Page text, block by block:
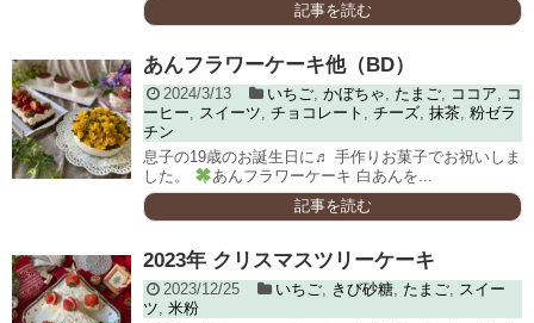
記事を読む
あんフラワーケーキ他（BD）
2024/3/13 いちご, かぼちゃ, たまご, ココア, コ
ーヒー, スイーツ, チョコレート , チーズ, 抹茶, 粉ゼラ
チン
息子の19歳のお誕生日に♬ 手作りお菓子でお祝いしま
した。
あんフラワーケーキ 白あんを...
記事を読む
2023年 クリスマスツリーケーキ
2023/12/25 いちご, きび砂糖, たまご, スイー
ツ, 米粉